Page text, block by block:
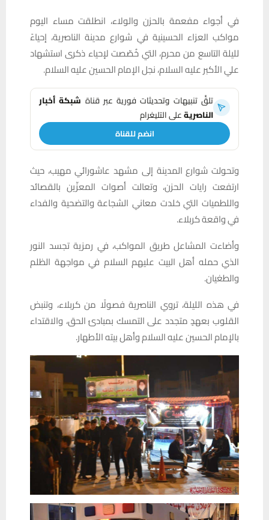
في أجواء مفعمة بالحزن والولاء، انطلقت مساء اليوم
مواكب العزاء الحسينية في شوارع مدينة الناصرية، إحياءً
لليلة التاسع من محرم، التي خُصّصت لإحياء ذكرى استشهاد
علي الأكبر عليه السلام، نجل الإمام الحسين عليه السلام.
تلقَّ تنبيهات وتحديثات فورية عبر قناة شبكة أخبار
الناصريةعلى التليغرام
انضم للقناة
وتحولت شوارع المدينة إلى مشهد عاشورائي مهيب، حيث
ارتفعت رايات الحزن، وتعالت أصوات المعزّين بالقصائد
واللطميات التي خلدت معاني الشجاعة والتضحية والفداء
في واقعة كربلاء.
وأضاءت المشاعل طريق المواكب، في رمزية تجسد النور
الذي حمله أهل البيت عليهم السلام في مواجهة الظلم
والطغيان.
في هذه الليلة، تروي الناصرية فصولًا من كربلاء، وتنبض
القلوب بعهدٍ متجدد على التمسك بمبادئ الحق، والاقتداء
بالإمام الحسين عليه السلام وأهل بيته الأطهار.